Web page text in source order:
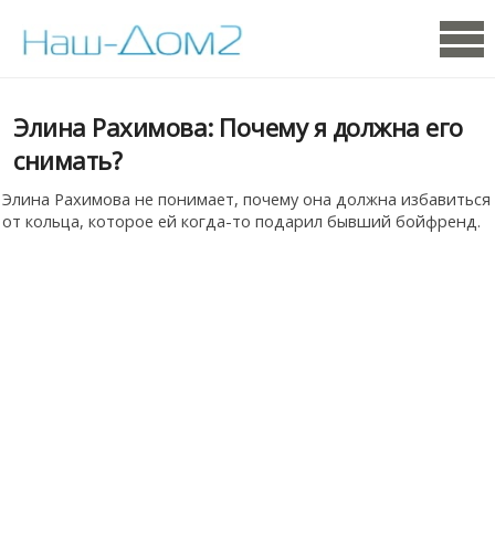
Элина Рахимова: Почему я должна его
снимать?
Элина Рахимова не понимает, почему она должна избавиться
от кольца, которое ей когда-то подарил бывший бойфренд.